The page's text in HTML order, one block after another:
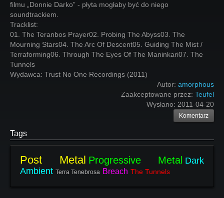
filmu „Donnie Darko” - płyta mogłaby być do niego
soundtrackiem.
Tracklist:
01. The Teranbos Prayer02. Probing The Abyss03. The
Mourning Stars04. The Arc Of Descent05. Guiding The Mist /
Terraforming06. Through The Eyes Of The Maninkari07. The
Tunnels
Wydawca: Trust No One Recordings (2011)
Autor: amorphous
Zaakceptowane przez: Teufel
Wysłano: 2011-04-20
Komentarz
Tags
Post Metal Progressive Metal Dark
Ambient Terra Tenebrosa Breach The Tunnels